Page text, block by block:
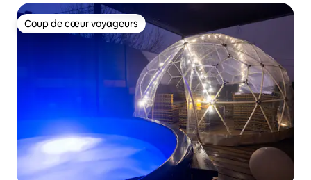
Coup de cœur voyageurs
Coup de cœur voyageurs